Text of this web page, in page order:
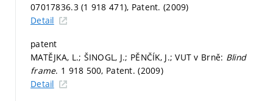
07017836.3 (1 918 471), Patent. (2009)
Detail
patent
MATĚJKA, L.; ŠINOGL, J.; PĚNČÍK, J.; VUT v Brně: Blind
frame. 1 918 500, Patent. (2009)
Detail